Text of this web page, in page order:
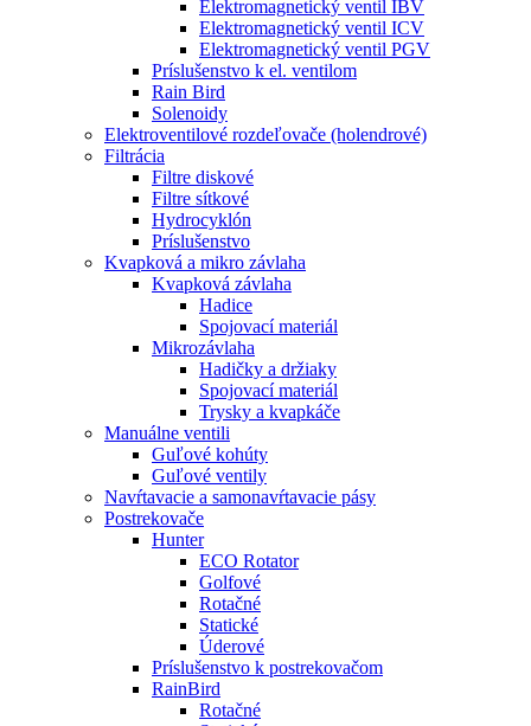
Elektromagnetický ventil IBV
Elektromagnetický ventil ICV
Elektromagnetický ventil PGV
Príslušenstvo k el. ventilom
Rain Bird
Solenoidy
Elektroventilové rozdeľovače (holendrové)
Filtrácia
Filtre diskové
Filtre sítkové
Hydrocyklón
Príslušenstvo
Kvapková a mikro závlaha​
Kvapková závlaha
Hadice
Spojovací materiál
Mikrozávlaha
Hadičky a držiaky
Spojovací materiál
Trysky a kvapkáče
Manuálne ventili
Guľové kohúty
Guľové ventily
Navŕtavacie a samonavŕtavacie pásy
Postrekovače
Hunter
ECO Rotator
Golfové
Rotačné
Statické
Úderové
Príslušenstvo k postrekovačom
RainBird
Rotačné